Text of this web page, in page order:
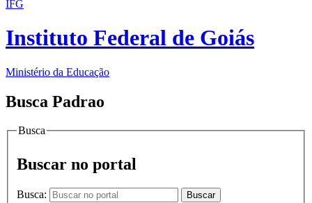
IFG
Instituto Federal de Goiás
Ministério da Educação
Busca Padrao
Busca
Buscar no portal
Busca: Buscar